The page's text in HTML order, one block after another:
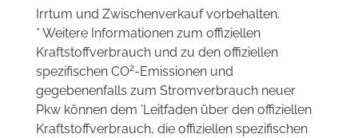
Irrtum und Zwischenverkauf vorbehalten.
* Weitere Informationen zum offiziellen
Kraftstoffverbrauch und zu den offiziellen
spezifischen CO2-Emissionen und
gegebenenfalls zum Stromverbrauch neuer
Pkw können dem 'Leitfaden über den offiziellen
Kraftstoffverbrauch, die offiziellen spezifischen